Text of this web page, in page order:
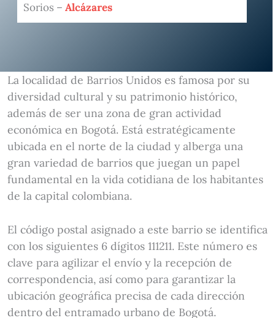
Sorios – Alcázares
La localidad de Barrios Unidos es famosa por su
diversidad cultural y su patrimonio histórico,
además de ser una zona de gran actividad
económica en Bogotá. Está estratégicamente
ubicada en el norte de la ciudad y alberga una
gran variedad de barrios que juegan un papel
fundamental en la vida cotidiana de los habitantes
de la capital colombiana.
El código postal asignado a este barrio se identifica
con los siguientes 6 dígitos 111211. Este número es
clave para agilizar el envío y la recepción de
correspondencia, así como para garantizar la
ubicación geográfica precisa de cada dirección
dentro del entramado urbano de Bogotá.